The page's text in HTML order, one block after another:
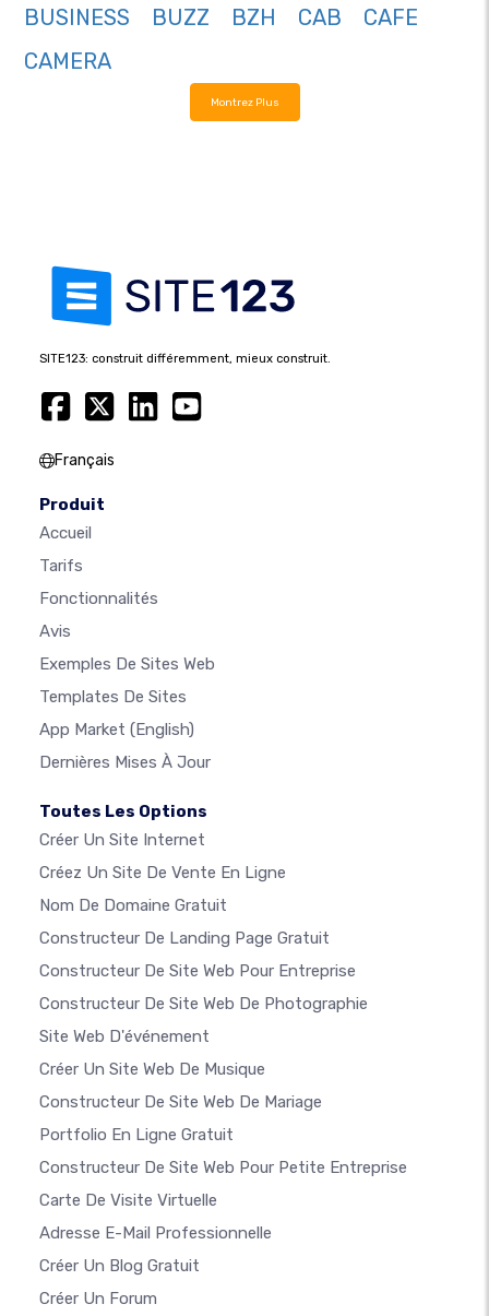
BUSINESS
BUZZ BZH CAB
CAFE
CAMERA
Montrez Plus
SITE123: construit différemment, mieux construit.
Français
Produit
Accueil
Tarifs
Fonctionnalités
Avis
Exemples De Sites Web
Templates De Sites
App Market (English)
Dernières Mises À Jour
Toutes Les Options
Créer Un Site Internet
Créez Un Site De Vente En Ligne
Nom De Domaine Gratuit
Constructeur De Landing Page Gratuit
Constructeur De Site Web Pour Entreprise
Constructeur De Site Web De Photographie
Site Web D'événement
Créer Un Site Web De Musique
Constructeur De Site Web De Mariage
Portfolio En Ligne Gratuit
Constructeur De Site Web Pour Petite Entreprise
Carte De Visite Virtuelle
Adresse E-Mail Professionnelle
Créer Un Blog Gratuit
Créer Un Forum